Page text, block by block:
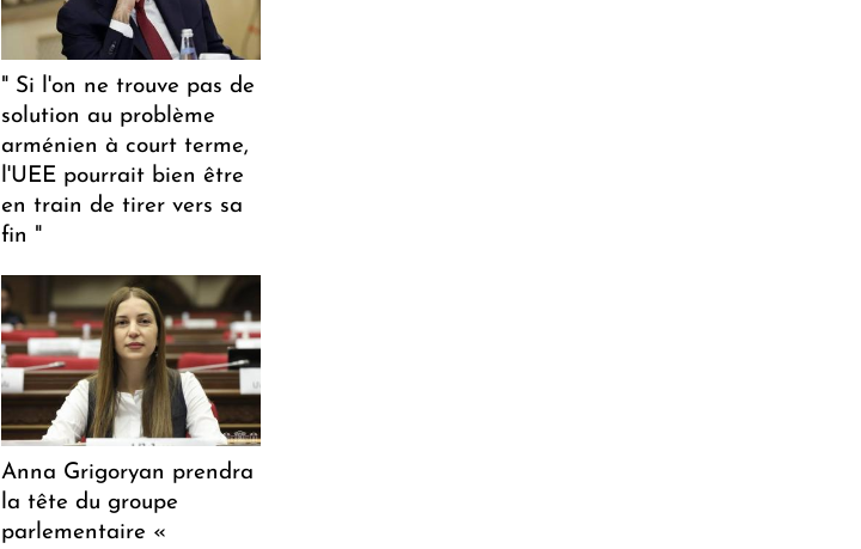
" Si l'on ne trouve pas de
solution au problème
arménien à court terme,
l'UEE pourrait bien être
en train de tirer vers sa
fin "
Anna Grigoryan prendra
la tête du groupe
parlementaire «